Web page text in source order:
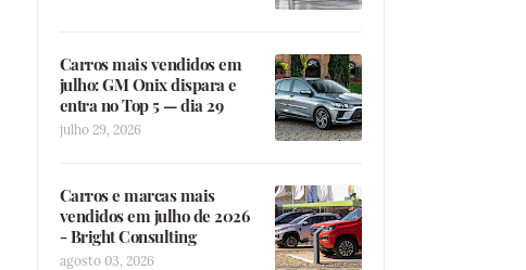
Carros mais vendidos em
julho: GM Onix dispara e
entra no Top 5 — dia 29
julho 29, 2026
Carros e marcas mais
vendidos em julho de 2026
- Bright Consulting
agosto 03, 2026